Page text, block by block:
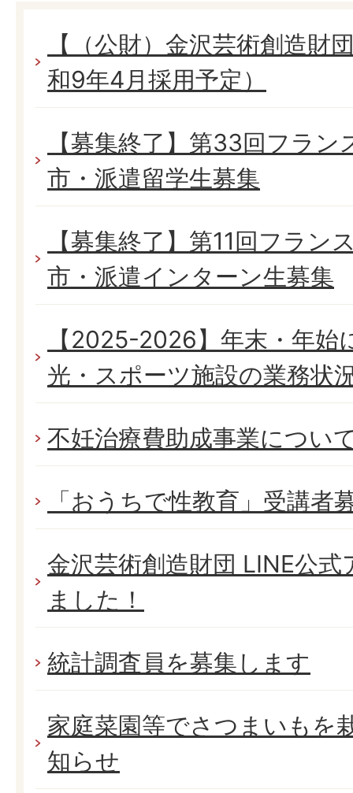
【（公財）金沢芸術創造財
和9年4月採用予定）
【募集終了】第33回フラ
市・派遣留学生募集
【募集終了】第11回フラン
市・派遣インターン生募集
【2025-2026】年末・年始
光・スポーツ施設の業務状
不妊治療費助成事業につい
「おうちで性教育」受講者
金沢芸術創造財団 LINE公
ました！
統計調査員を募集します
家庭菜園等でさつまいもを
知らせ